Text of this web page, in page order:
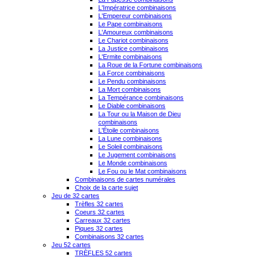
L'Impératrice combinaisons
L'Empereur combinaisons
Le Pape combinaisons
L'Amoureux combinaisons
Le Chariot combinaisons
La Justice combinaisons
L'Ermite combinaisons
La Roue de la Fortune combinaisons
La Force combinaisons
Le Pendu combinaisons
La Mort combinaisons
La Tempérance combinaisons
Le Diable combinaisons
La Tour ou la Maison de Dieu
combinaisons
L'Étoile combinaisons
La Lune combinaisons
Le Soleil combinaisons
Le Jugement combinaisons
Le Monde combinaisons
Le Fou ou le Mat combinaisons
Combinaisons de cartes numérales
Choix de la carte sujet
Jeu de 32 cartes
Trèfles 32 cartes
Coeurs 32 cartes
Carreaux 32 cartes
Piques 32 cartes
Combinaisons 32 cartes
Jeu 52 cartes
TRÈFLES 52 cartes